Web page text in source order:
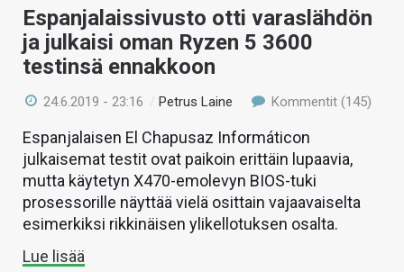
Espanjalaissivusto otti varaslähdön
ja julkaisi oman Ryzen 5 3600
testinsä ennakkoon
24.6.2019 - 23:16 /Petrus Laine Kommentit (145)
Espanjalaisen El Chapusaz Informáticon
julkaisemat testit ovat paikoin erittäin lupaavia,
mutta käytetyn X470-emolevyn BIOS-tuki
prosessorille näyttää vielä osittain vajaavaiselta
esimerkiksi rikkinäisen ylikellotuksen osalta.
Lue lisää